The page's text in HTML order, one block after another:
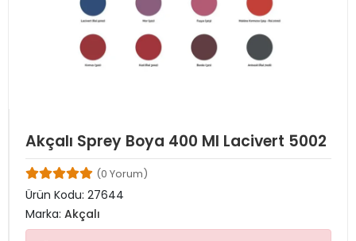
Akçalı Sprey Boya 400 Ml Lacivert 5002
(0 Yorum)
Ürün Kodu: 27644
Marka: Akçalı